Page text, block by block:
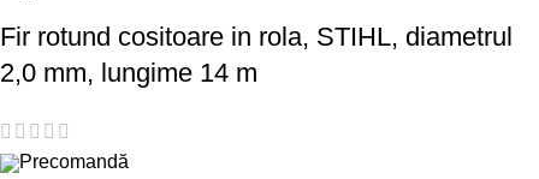
Fir rotund cositoare in rola, STIHL, diametrul
2,0 mm, lungime 14 m
Precomandă